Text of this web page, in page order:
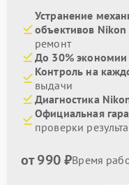
Устранение
объективов
ремонт
До 30% экономии
Контроль на
выдачи
Диагностика
Официальная
проверки
от 990 ₽Время